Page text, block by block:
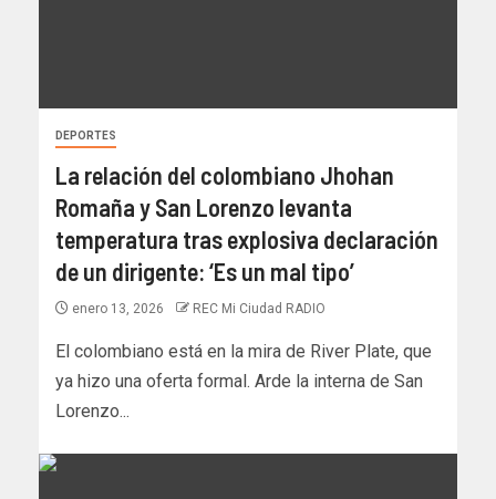
DEPORTES
La relación del colombiano Jhohan
Romaña y San Lorenzo levanta
temperatura tras explosiva declaración
de un dirigente: ‘Es un mal tipo’
enero 13, 2026 REC Mi Ciudad RADIO
El colombiano está en la mira de River Plate, que
ya hizo una oferta formal. Arde la interna de San
Lorenzo...